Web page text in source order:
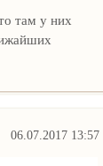
там у них
06.07.2017 13:57